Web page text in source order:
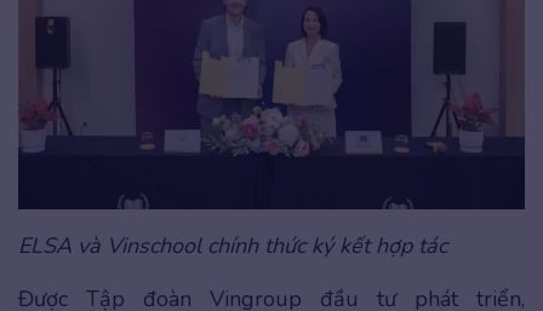
ELSA và Vinschool chính thức ký kết hợp tác
Được Tập đoàn Vingroup đầu tư phát triển,